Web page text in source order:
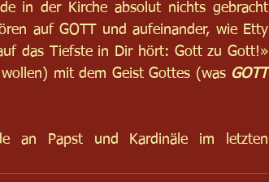
in der Kirche absolut nichts gebracht
auf GOTT und aufeinander, wie Etty
das Tiefste in Dir hört: Gott zu Gott!»
mit dem Geist Gottes (was GOTT
an Papst und Kardinäle im letzten